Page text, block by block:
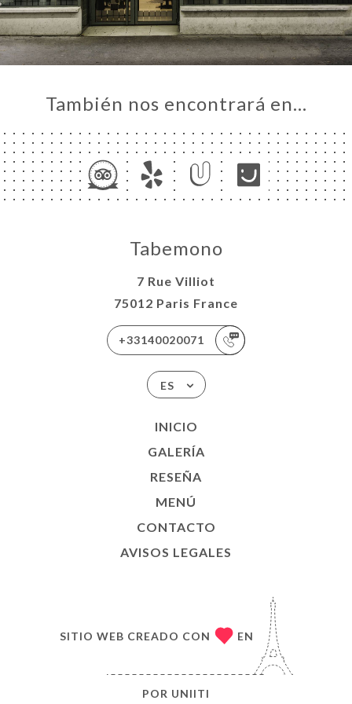
También nos encontrará en…
Tabemono
7 Rue Villiot
75012 Paris France
+33140020071
ES
INICIO
GALERÍA
RESEÑA
MENÚ
CONTACTO
AVISOS LEGALES
SITIO WEB CREADO CON EN
POR UNIITI